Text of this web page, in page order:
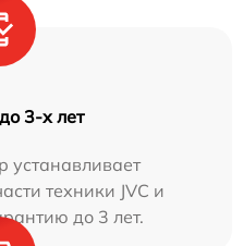
3-х лет
устанавливает
техники JVC и
до 3 лет.